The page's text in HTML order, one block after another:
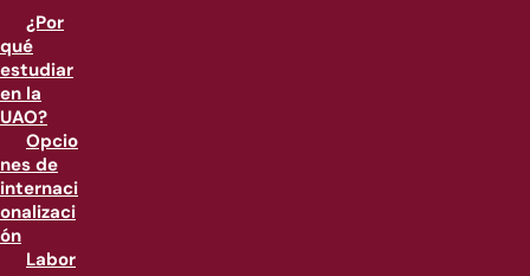
¿Por
qué
estudiar
en la
UAO?
Opcio
nes de
internaci
onalizaci
ón
Labor